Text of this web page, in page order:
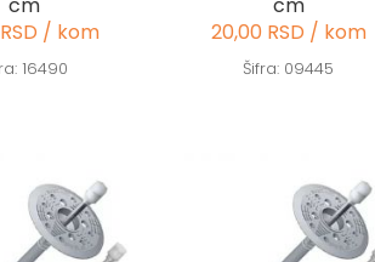
/ kom
16490
20,00 RSD / kom
Šifra: 09445